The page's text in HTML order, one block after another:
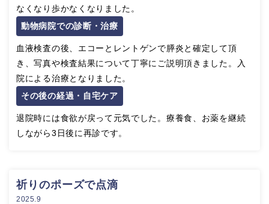
なくなり歩かなくなりました。
動物病院での診断・治療
血液検査の後、エコーとレントゲンで膵炎と確定して頂
き、写真や検査結果について丁寧にご説明頂きました。入
院による治療となりました。
その後の経過・自宅ケア
退院時には食欲が戻って元気でした。療養食、お薬を継続
しながら3日後に再診です。
祈りのポーズで点滴
2025.9